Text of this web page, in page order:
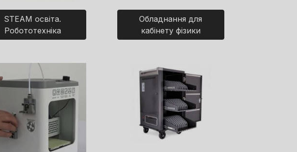
STEAM освіта.
Робототехніка
Обладнання для
кабінету фізики